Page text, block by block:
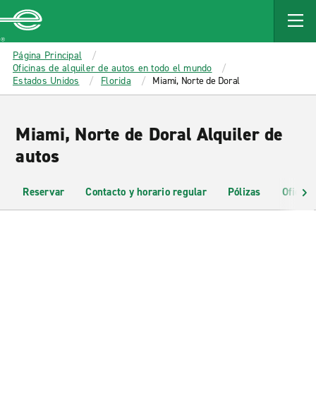
MAIN
CONTENT
Enterprise
Página Principal
Oficinas de alquiler de autos en todo el mundo
Estados Unidos
Florida Miami, Norte de Doral
Miami, Norte de Doral Alquiler de
autos
Reservar Contacto y horario regular Pólizas